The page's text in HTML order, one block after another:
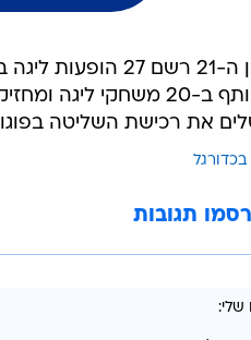
את רכישת השליטה בפוגון
תגובות